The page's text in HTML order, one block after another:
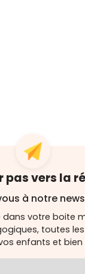
pas vers la
à notre
votre boite
toutes
enfants et bien